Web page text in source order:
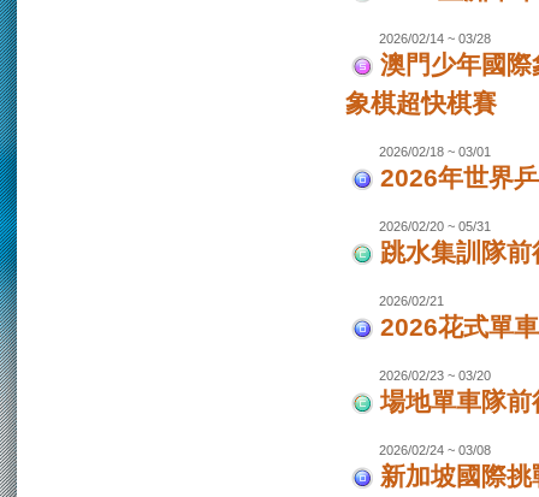
2026/02/14 ~ 03/28
澳門少年國
象棋超快棋賽
2026/02/18 ~ 03/01
2026年世界
2026/02/20 ~ 05/31
跳水集訓隊
2026/02/21
2026花式單
2026/02/23 ~ 03/20
場地單車隊
2026/02/24 ~ 03/08
新加坡國際